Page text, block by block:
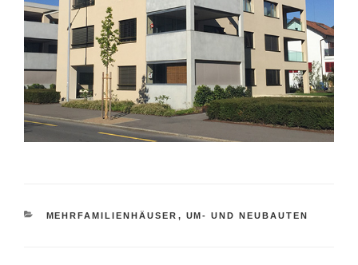
KATEGORIEN
MEHRFAMILIENHÄUSER , UM- UND NEUBAUTEN